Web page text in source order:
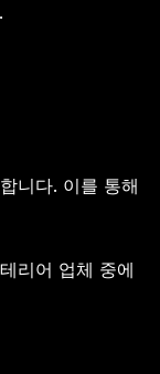
니다. 이를 통해
리어 업체 중에